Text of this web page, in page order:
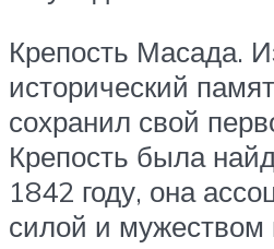
Крепость Масада.
исторический
сохранил свой
Крепость была
1842 году, она
силой и мужеством